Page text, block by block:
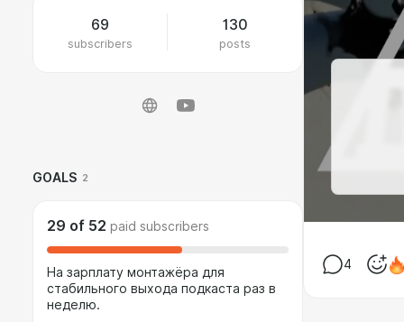
69
subscribers
130
posts
GOALS 2
29 of 52 paid subscribers
На зарплату монтажёра для
стабильного выхода подкаста раз в
неделю.
4